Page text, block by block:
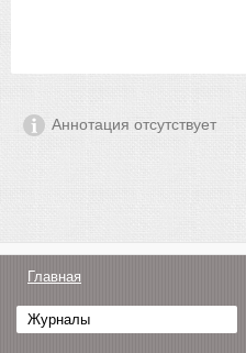
Аннотация отсутствует
Главная
Журналы